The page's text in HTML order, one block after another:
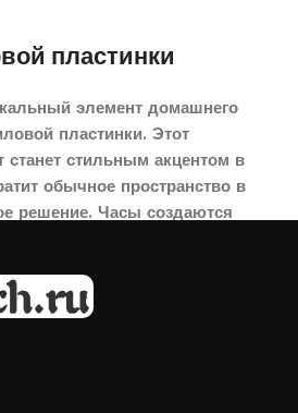
пластинки
элемент домашнего
пластинки. Этот
стильным акцентом в
обычное пространство в
решение. Часы создаются
для гостиной, спальни,
кафе, студии или
и дереве